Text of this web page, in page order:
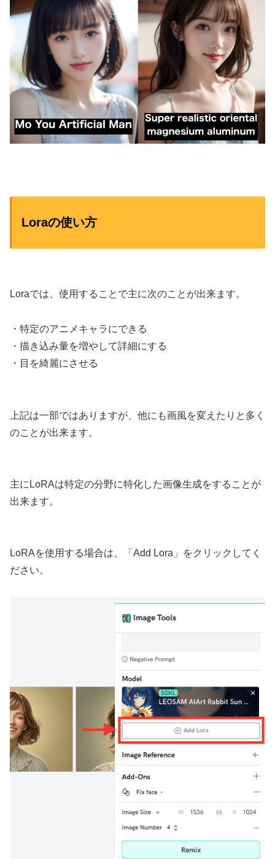
Loraの使い方
Loraでは、使用することで主に次のことが出来ます。
・特定のアニメキャラにできる
・描き込み量を増やして詳細にする
・目を綺麗にさせる
上記は一部ではありますが、他にも画風を変えたりと多く
のことが出来ます。
主にLoRAは特定の分野に特化した画像生成をすることが
出来ます。
LoRAを使用する場合は、「Add Lora」をクリックしてく
ださい。